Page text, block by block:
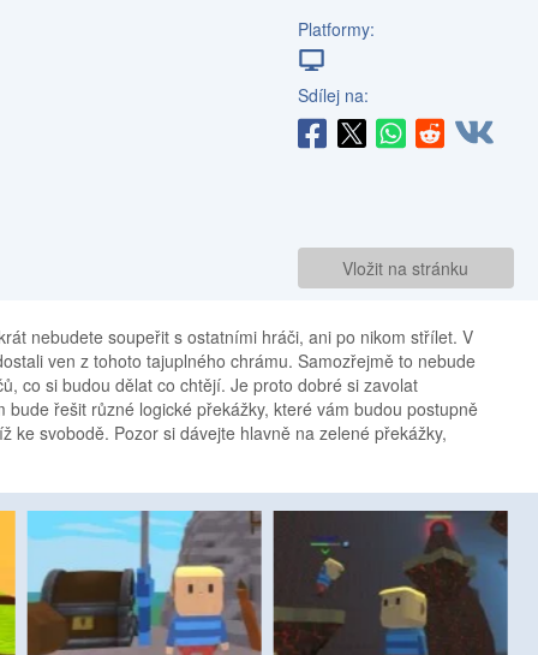
Platformy:
Sdílej na:
Vložit na stránku
nebudete soupeřit s ostatními hráči, ani po nikom střílet. V
ven z tohoto tajuplného chrámu. Samozřejmě to nebude
co si budou dělat co chtějí. Je proto dobré si zavolat
řešit různé logické překážky, které vám budou postupně
ke svobodě. Pozor si dávejte hlavně na zelené překážky,